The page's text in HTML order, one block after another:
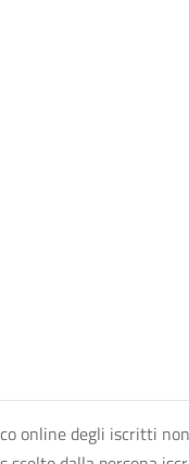
online degli iscritti